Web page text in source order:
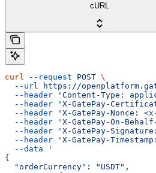
cURL
curl --request POST \
  --url
https://
  --header
'Content-Type:
  --header
'X-GatePay-
  --header
'X-GatePay-Nonce:
  --header
'X-GatePay-On-
  --header
'X-GatePay-
  --header
'X-GatePay-
  --data
'
{
  "orderCurrency": "USDT",